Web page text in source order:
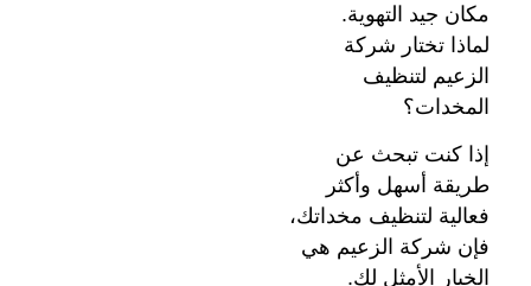
مكان جيد التهوية.
لماذا تختار شركة
الزعيم لتنظيف
المخدات؟
إذا كنت تبحث عن
طريقة أسهل وأكثر
فعالية لتنظيف مخداتك،
فإن شركة الزعيم هي
الخيار الأمثل لك.